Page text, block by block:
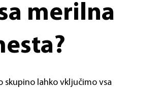
merilna
skupino lahko vključimo vsa